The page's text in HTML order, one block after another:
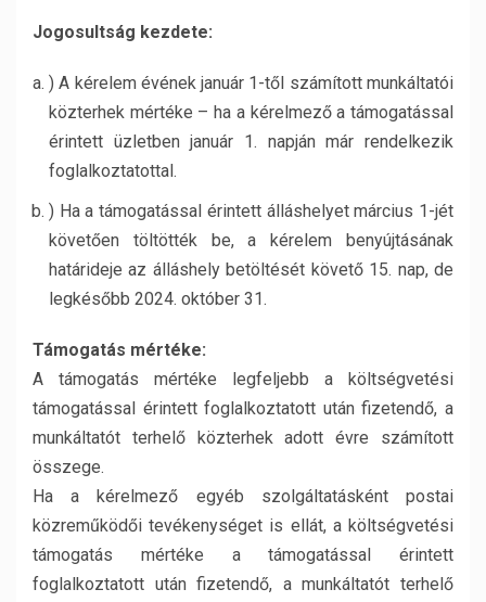
Jogosultság kezdete:
) A kérelem évének január 1-től számított munkáltatói
közterhek mértéke – ha a kérelmező a támogatással
érintett üzletben január 1. napján már rendelkezik
foglalkoztatottal.
) Ha a támogatással érintett álláshelyet március 1-jét
követően töltötték be, a kérelem benyújtásának
határideje az álláshely betöltését követő 15. nap, de
legkésőbb 2024. október 31.
Támogatás mértéke:
A támogatás mértéke legfeljebb a költségvetési
támogatással érintett foglalkoztatott után fizetendő, a
munkáltatót terhelő közterhek adott évre számított
összege.
Ha a kérelmező egyéb szolgáltatásként postai
közreműködői tevékenységet is ellát, a költségvetési
támogatás mértéke a támogatással érintett
foglalkoztatott után fizetendő, a munkáltatót terhelő